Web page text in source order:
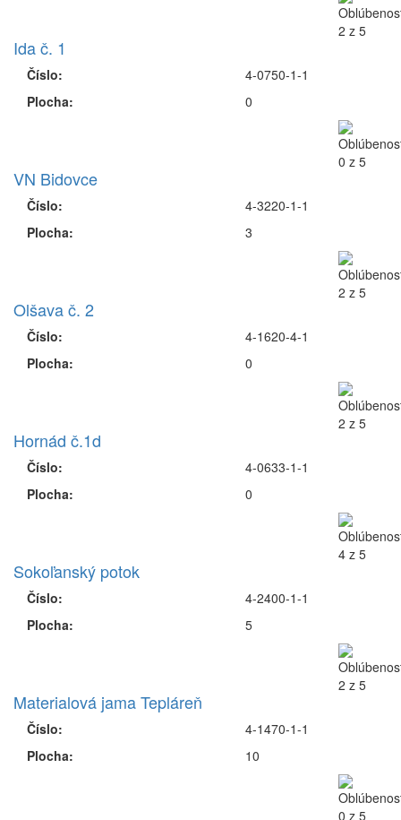
Ida č. 1
Číslo:
Plocha:
4-0750-1-1
0
VN Bidovce
Číslo:
Plocha:
4-3220-1-1
3
Olšava č. 2
Číslo:
Plocha:
4-1620-4-1
0
Hornád č.1d
Číslo:
Plocha:
4-0633-1-1
0
Sokoľanský potok
Číslo:
Plocha:
4-2400-1-1
5
Materialová jama Tepláreň
Číslo:
Plocha:
4-1470-1-1
10